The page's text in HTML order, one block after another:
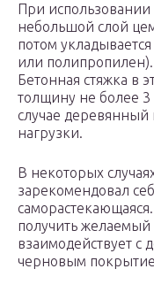
При использовании
небольшой слой
потом
или
Бетонная стяжка в
толщину не более
случае
нагрузки.
В некоторых
зарекомендовал
получить желаемый
взаимодействует
черновым